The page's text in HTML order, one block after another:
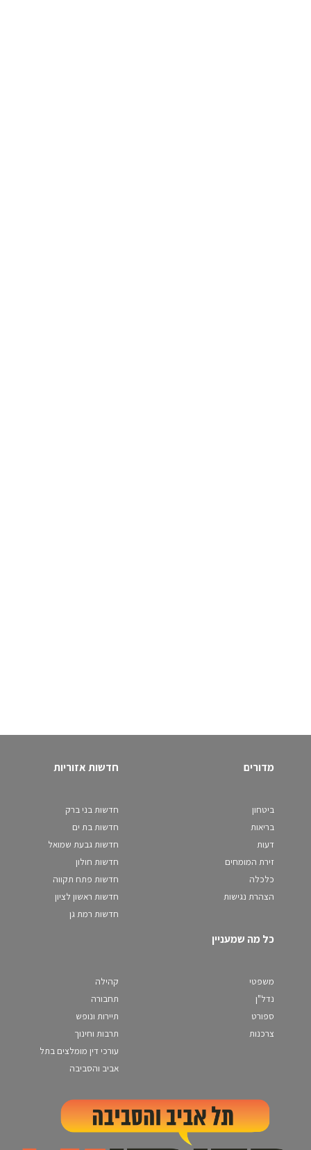
מדורים
ביטחון
בריאות
דעות
זירת המומחים
כלכלה
הצהרת נגישות
חדשות אזוריות
חדשות בני ברק
חדשות בת ים
חדשות גבעת שמואל
חדשות חולון
חדשות פתח תקווה
חדשות ראשון לציון
חדשות רמת גן
כל מה שמעניין
משפטי
נדל"ן
ספורט
צרכנות
קהילה
תחבורה
תיירות ונופש
תרבות וחינוך
עורכי דין מומלצים בתל
אביב והסביבה